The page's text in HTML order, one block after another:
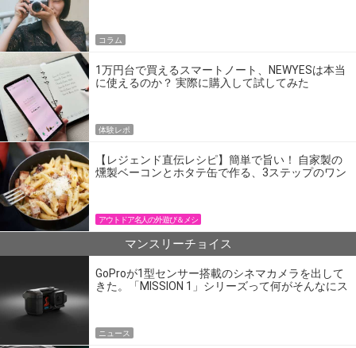
コラム
1万円台で買えるスマートノート、NEWYESは本当
に使えるのか？ 実際に購入して試してみた
体験レポ
【レジェンド直伝レシピ】簡単で旨い！ 自家製の
燻製ベーコンとホタテ缶で作る、3ステップのワン
アウトドア名人の外遊び＆メシ
マンスリーチョイス
GoProが1型センサー搭載のシネマカメラを出して
きた。「MISSION 1」シリーズって何がそんなにス
ニュース